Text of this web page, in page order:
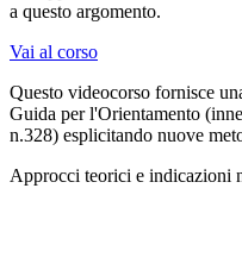
a questo argomento.
Vai al corso
Questo videocorso fornisce
Guida per l'Orientamento
n.328) esplicitando nuove
Approcci teorici e indicazioni